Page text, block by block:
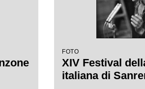
FOTO
XIV Festival
italiana di